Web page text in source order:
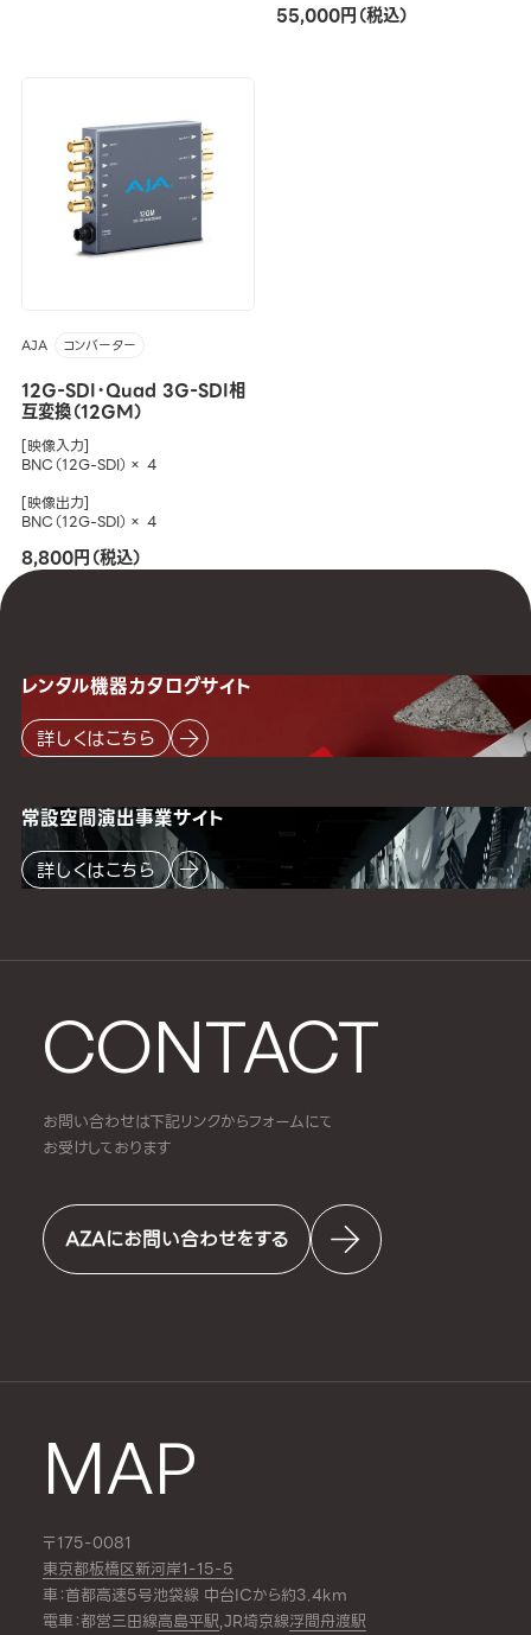
55,000円（税込）
AJA コンバーター
12G-SDI・Quad 3G-SDI相
互変換（12GM）
[映像入力]
BNC（12G-SDI）× 4
[映像出力]
BNC（12G-SDI）× 4
8,800円（税込）
CONTACT
お問い合わせは下記リンクからフォームにて
お受けしております
AZAにお問い合わせをする
MAP
〒175-0081
東京都板橋区新河岸1-15-5
車：首都高速5号池袋線 中台ICから約3.4km
電車：都営三田線高島平駅,JR埼京線浮間舟渡駅
レンタル機器カタログサイト
詳しくはこちら
常設空間演出事業サイト
詳しくはこちら